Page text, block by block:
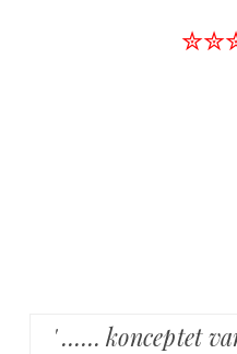
' …… konceptet